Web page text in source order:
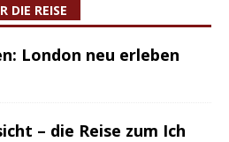
DIE REISE
London neu erleben
– die Reise zum Ich